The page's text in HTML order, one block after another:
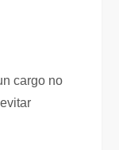
cargo no